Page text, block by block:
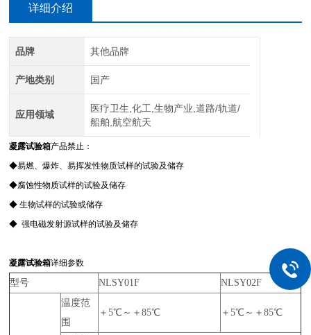
详细介绍
品牌 其他品牌
产地类别 国产
应用领域
医疗卫生,化工,生物产业,道路/轨道/
船舶,航空航天
凝露试验箱产品禁止：
◆易燃、爆炸、易挥发性物质试样的试验及储存
◆腐蚀性物质试样的试验及储存
◆ 生物试样的试验或储存
◆ 强电磁发射源试样的试验及储存
凝露试验箱详细参数
型号 NLSY01F NLSY02F
温度范
围
＋5℃～＋85℃ ＋5℃～＋85℃